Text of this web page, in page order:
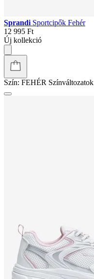
Sprandi Sportcipők Fehér
12 995 Ft
Új kollekció
Szín: FEHÉR Színváltozatok